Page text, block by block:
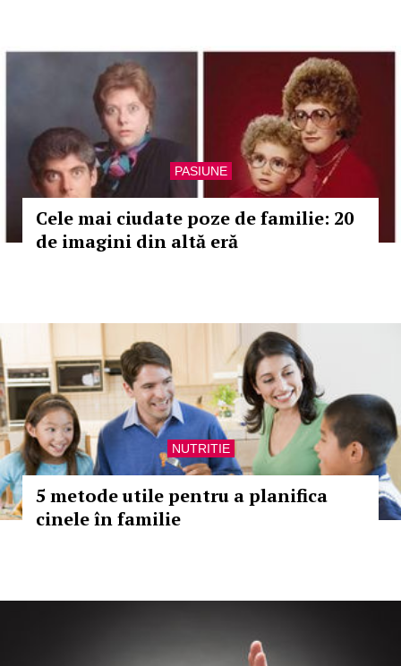
PASIUNE
Cele mai ciudate poze de familie: 20
de imagini din altă eră
NUTRITIE
5 metode utile pentru a planifica
cinele în familie